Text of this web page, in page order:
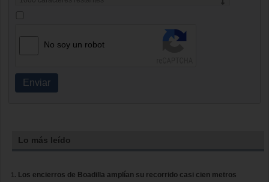
No soy un robot
Enviar
Lo más leído
Los encierros de Boadilla amplían su recorrido casi cien metros